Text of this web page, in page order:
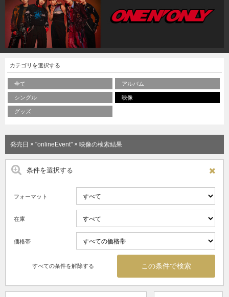
カテゴリを選択する
全て アルバム
シングル 映像
グッズ
発売日 × "onlineEvent" × 映像の検索結果
条件を選択する
フォーマット
在庫
価格帯
すべての条件を解除する